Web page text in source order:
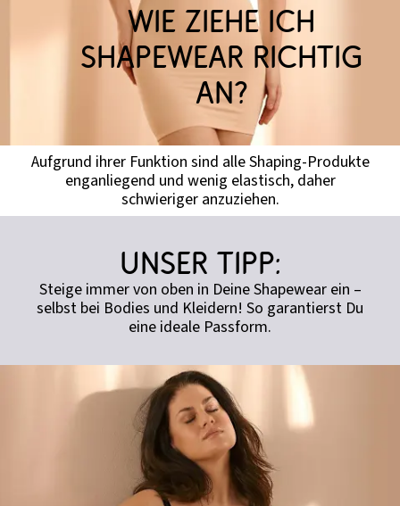
Wie ziehe ich
Shapewear richtig
an?
Aufgrund ihrer Funktion sind alle Shaping-Produkte
enganliegend und wenig elastisch, daher
schwieriger anzuziehen.
Unser Tipp:
Steige immer von oben in Deine Shapewear ein –
selbst bei Bodies und Kleidern! So garantierst Du
eine ideale Passform.